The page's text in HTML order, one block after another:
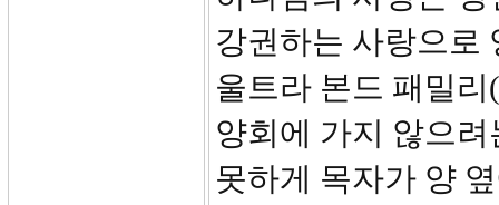
강권하는 사랑으로
울트라 본드 패밀
양회에 가지 않으
못하게 목자가 양